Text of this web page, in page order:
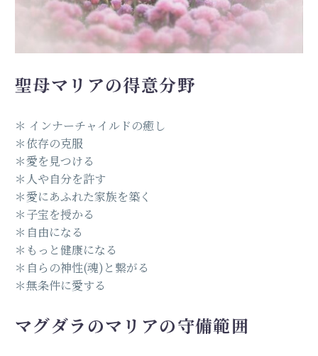
聖母マリアの得意分野
＊ インナーチャイルドの癒し
＊依存の克服
＊愛を見つける
＊人や自分を許す
＊愛にあふれた家族を築く
＊子宝を授かる
＊自由になる
＊もっと健康になる
＊自らの神性(魂)と繋がる
＊無条件に愛する
マグダラ のマリアの守備範囲